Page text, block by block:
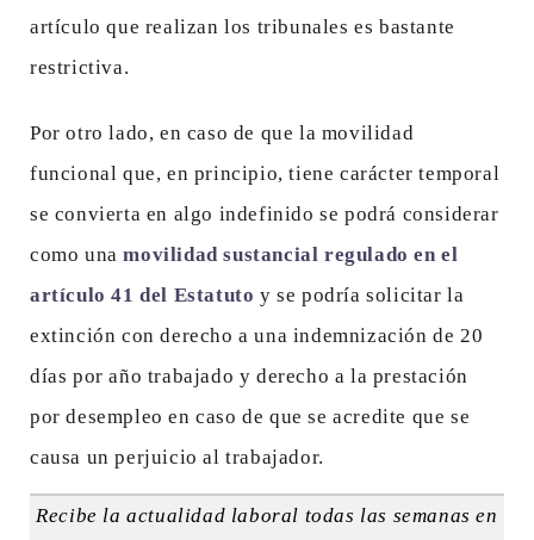
artículo que realizan los tribunales es bastante
restrictiva.
Por otro lado, en caso de que la movilidad
funcional que, en principio, tiene carácter temporal
se convierta en algo indefinido se podrá considerar
como unamovilidad sustancial regulado en el
artículo 41 del Estatuto y se podría solicitar la
extinción con derecho a una indemnización de 20
días por año trabajado y derecho a la prestación
por desempleo en caso de que se acredite que se
causa un perjuicio al trabajador.
Recibe la actualidad laboral todas las semanas en